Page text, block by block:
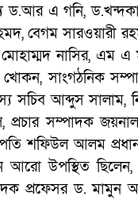
ড.আর এ গনি,
সারওয়ারী
নাসির, এম এ
খোকন, সাংগঠনিক
আব্দুস সালাম,
প্রচার সম্পাদক
শফিউল আলম
আরো উপস্থিত
প্রফেসর ড.